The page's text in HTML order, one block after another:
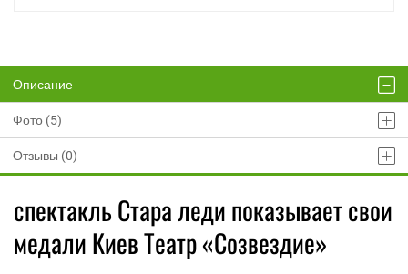
Описание
Фото (5)
Отзывы (0)
спектакль Стара леди показывает свои
медали Киев Театр «Созвездие»